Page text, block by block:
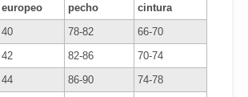
europeo
pecho
cintura
40
78-82 66-70
42 82-86
70-74
44
86-90 74-78